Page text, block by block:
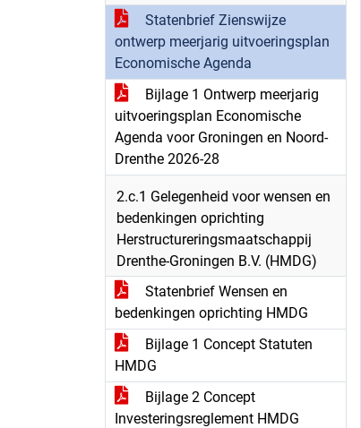
Statenbrief Zienswijze
ontwerp meerjarig uitvoeringsplan
Economische Agenda
Bijlage 1 Ontwerp meerjarig
uitvoeringsplan Economische
Agenda voor Groningen en Noord-
Drenthe 2026-28
2.c.1 Gelegenheid voor wensen en
bedenkingen oprichting
Herstructureringsmaatschappij
Drenthe-Groningen B.V. (HMDG)
Statenbrief Wensen en
bedenkingen oprichting HMDG
Bijlage 1 Concept Statuten
HMDG
Bijlage 2 Concept
Investeringsreglement HMDG